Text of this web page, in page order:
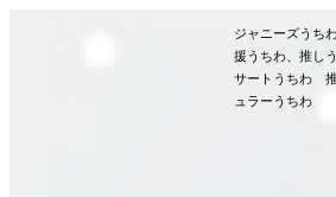
ジャニーズう
援うちわ、推し
サートうちわ
ュラーうちわ